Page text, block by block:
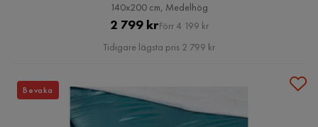
140x200 cm, Medelhög
Pris
2 799 krOriginal
Pris
Förr 4 199 kr
Tidigare lägsta pris 2 799 kr
Bevaka